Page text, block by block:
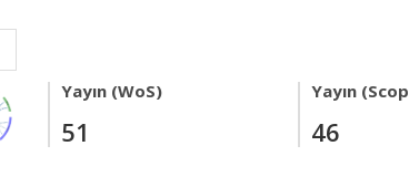
Yayın (WoS)
51
Yayın
46